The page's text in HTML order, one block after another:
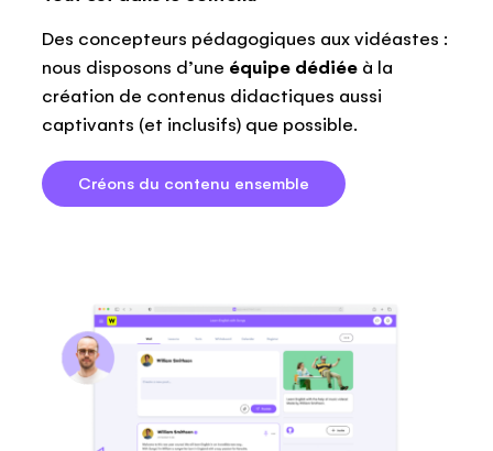
Des concepteurs pédagogiques aux vidéastes :
nous disposons d’une équipe dédiéeà la
création de contenus didactiques aussi
captivants (et inclusifs) que possible.
Créons du contenu ensemble